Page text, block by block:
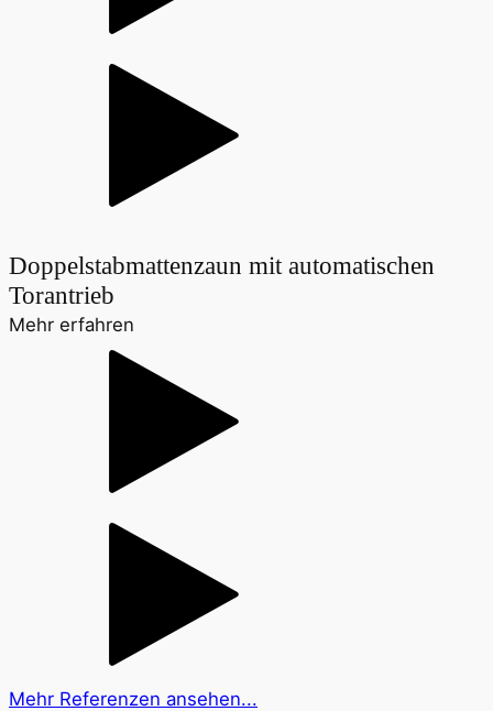
Doppelstabmattenzaun mit automatischen
Torantrieb
Mehr erfahren
Mehr Referenzen ansehen...